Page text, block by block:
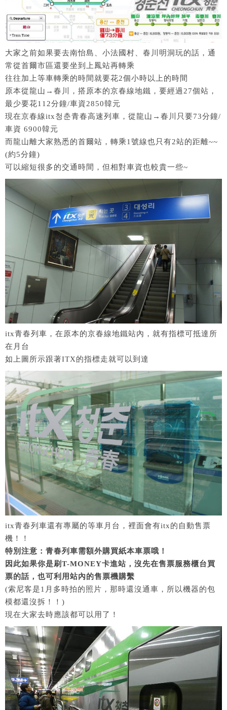
大家之前如果要去南怡島、小法國村、春川明洞玩的話，通
常從首爾市區還要坐到上鳳站再轉乘
往往加上等車轉乘的時間就要花2個小時以上的時間
原本從龍山→春川，搭原本的京春線地鐵，要經過27個站，
最少要花112分鐘/車資2850韓元
現在京春線itx청춘青春高速列車，從龍山→春川只要73分鐘/
車資 6900韓元
而龍山離大家熟悉的首爾站，轉乘1號線也只有2站的距離~~
(約5分鐘)
可以縮短很多的交通時間，但相對車資也較貴一些~
itx青春列車，在原本的京春線地鐵站內，就有指標可抵達所
在月台
如上圖所示跟著ITX的指標走就可以到達
itx青春列車還有專屬的等車月台，裡面會有itx的自動售票
機！！
特別注意：青春列車需額外購買紙本車票哦！
因此如果你是刷T-MONEY卡進站，沒先在售票服務櫃台買
票的話，也可利用站內的售票機購繫
(索尼客是1月多時拍的照片，那時還沒通車，所以機器的包
模都還沒拆！！)
現在大家去時應該都可以用了！